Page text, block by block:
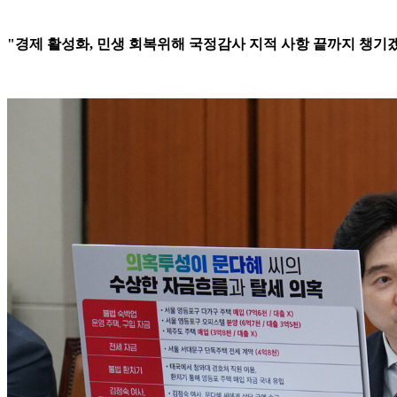
"경제 활성화, 민생 회복위해 국정감사 지적 사항 끝까지 챙기